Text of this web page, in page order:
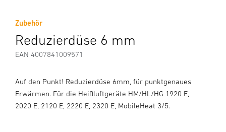
Zubehör
Reduzierdüse 6 mm
EAN 4007841009571
Auf den Punkt! Reduzierdüse 6mm, für punktgenaues
Erwärmen. Für die Heißluftgeräte HM/HL/HG 1920 E,
2020 E, 2120 E, 2220 E, 2320 E, MobileHeat 3/5.